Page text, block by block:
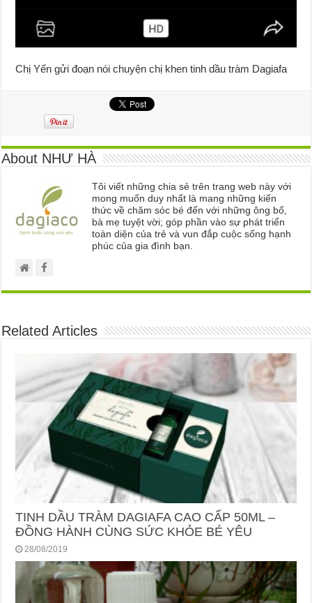
Chị Yến gửi đoạn nói chuyện chị khen tinh dầu tràm Dagiafa
About NHƯ HÀ
Tôi viết những chia sẻ trên trang web này với
mong muốn duy nhất là mang những kiến
thức về chăm sóc bé đến với những ông bố,
bà mẹ tuyệt vời; góp phần vào sự phát triển
toàn diện của trẻ và vun đắp cuộc sống hạnh
phúc của gia đình bạn.
Related Articles
TINH DẦU TRÀM DAGIAFA CAO CẤP 50ML –
ĐỒNG HÀNH CÙNG SỨC KHỎE BÉ YÊU
28/08/2019